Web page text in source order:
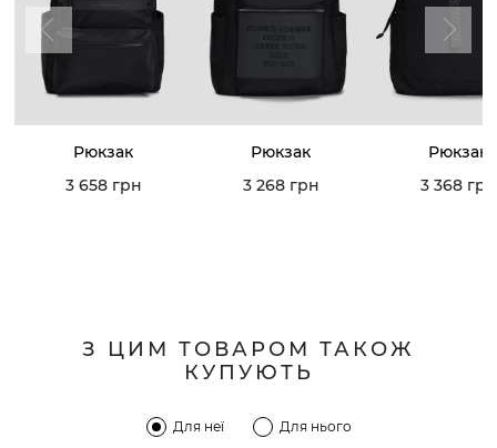
Рюкзак
3 658 грн
Рюкзак
3 268 грн
Рюкзак
3 368 грн
З ЦИМ ТОВАРОМ ТАКОЖ
КУПУЮТЬ
Для неї Для нього